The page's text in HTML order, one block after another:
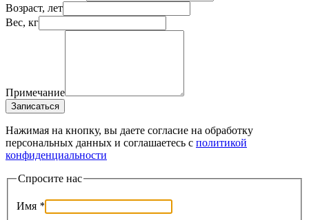
Возраст, лет
Вес, кг
Примечание
Записаться
Нажимая на кнопку, вы даете согласие на обработку
персональных данных и соглашаетесь c политикой
конфиденциальности
Спросите нас
Имя *